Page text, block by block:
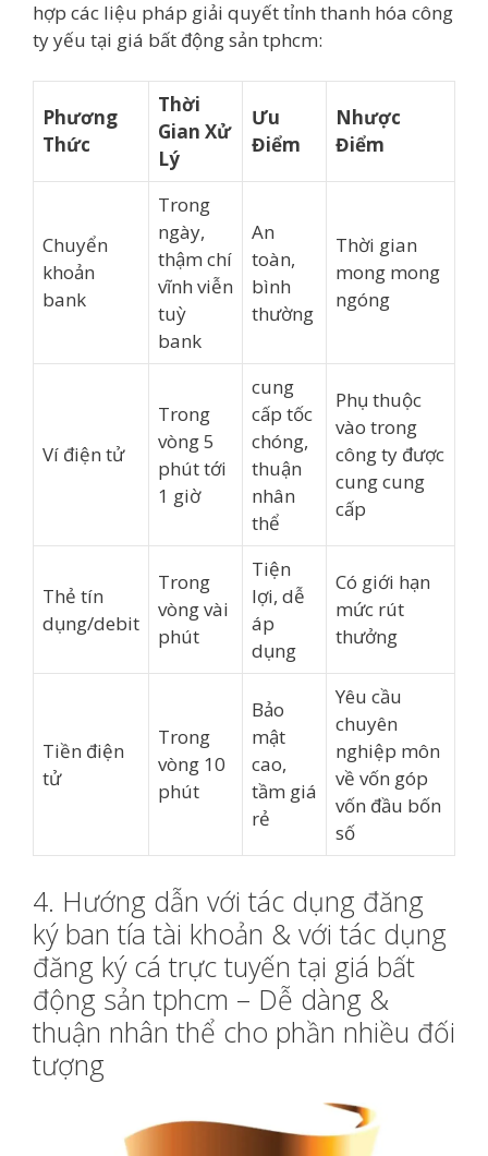
hợp các liệu pháp giải quyết tỉnh thanh hóa công
ty yếu tại giá bất động sản tphcm:
Phương
Thức
Thời
Gian Xử
Lý
Ưu
Điểm
Nhược
Điểm
Chuyển
khoản
bank
Trong
ngày,
thậm chí
vĩnh viễn
tuỳ
bank
An
toàn,
bình
thường
Thời gian
mong mong
ngóng
Ví điện tử
Trong
vòng 5
phút tới
1 giờ
cung
cấp tốc
chóng,
thuận
nhân
thể
Phụ thuộc
vào trong
công ty được
cung cung
cấp
Thẻ tín
dụng/debit
Trong
vòng vài
phút
Tiện
lợi, dễ
áp
dụng
Có giới hạn
mức rút
thưởng
Tiền điện
tử
Trong
vòng 10
phút
Bảo
mật
cao,
tầm giá
rẻ
Yêu cầu
chuyên
nghiệp môn
về vốn góp
vốn đầu bốn
số
4. Hướng dẫn với tác dụng đăng
ký ban tía tài khoản & với tác dụng
đăng ký cá trực tuyến tại giá bất
động sản tphcm – Dễ dàng &
thuận nhân thể cho phần nhiều đối
tượng